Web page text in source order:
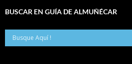
BUSCAR EN GUÍA DE ALMUÑÉCAR